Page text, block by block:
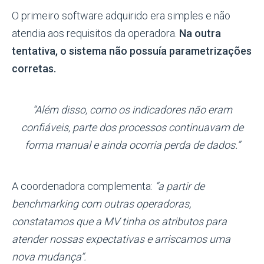
O primeiro software adquirido era simples e não
atendia aos requisitos da operadora. Na outra
tentativa, o sistema não possuía parametrizações
corretas.
“Além disso, como os indicadores não eram
confiáveis, parte dos processos continuavam de
forma manual e ainda ocorria perda de dados.”
A coordenadora complementa: “a partir de
benchmarking com outras operadoras,
constatamos que a MV tinha os atributos para
atender nossas expectativas e arriscamos uma
nova mudança”.